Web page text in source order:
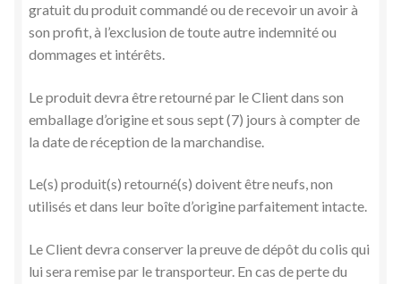
gratuit du produit commandé ou de recevoir un avoir à
son profit, à l’exclusion de toute autre indemnité ou
dommages et intérêts.
Le produit devra être retourné par le Client dans son
emballage d’origine et sous sept (7) jours à compter de
la date de réception de la marchandise.
Le(s) produit(s) retourné(s) doivent être neufs, non
utilisés et dans leur boîte d’origine parfaitement intacte.
Le Client devra conserver la preuve de dépôt du colis qui
lui sera remise par le transporteur. En cas de perte du